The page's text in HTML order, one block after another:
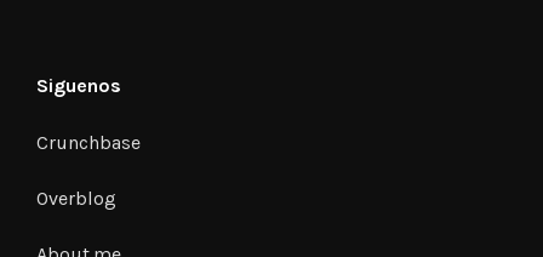
Siguenos
Crunchbase
Overblog